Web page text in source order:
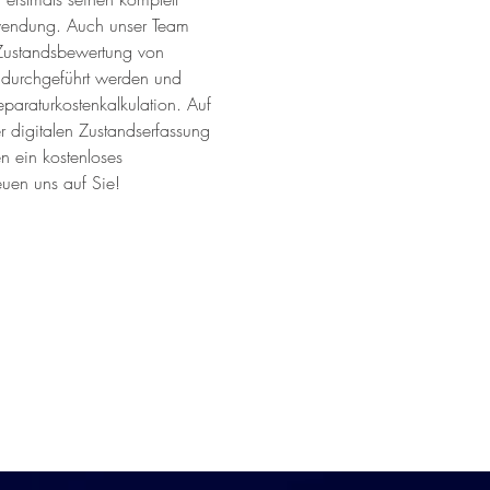
Auch unser Team
von
werden und
Auf
Zustandserfassung
ein kostenloses
uns auf Sie!